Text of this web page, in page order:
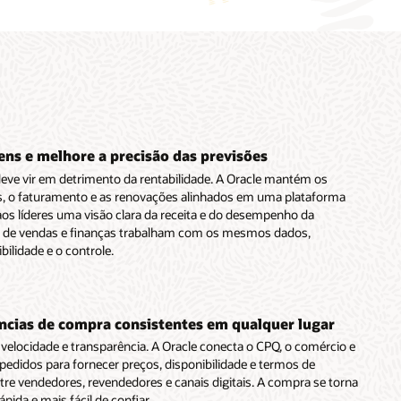
e melhore a precisão das previsões
vir em detrimento da rentabilidade. A Oracle mantém os
o faturamento e as renovações alinhados em uma plataforma
líderes uma visão clara da receita e do desempenho da
vendas e finanças trabalham com os mesmos dados,
e o controle.
de compra consistentes em qualquer lugar
e transparência. A Oracle conecta o CPQ, o comércio e
para fornecer preços, disponibilidade e termos de
vendedores, revendedores e canais digitais. A compra se torna